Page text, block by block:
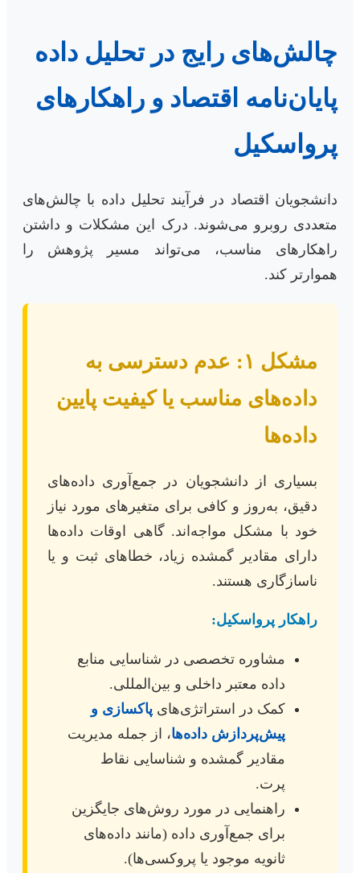
چالش‌های رایج در تحلیل داده
پایان‌نامه اقتصاد و راهکارهای
پرواسکیل
دانشجویان اقتصاد در فرآیند تحلیل داده با چالش‌های
متعددی روبرو می‌شوند. درک این مشکلات و داشتن
راهکارهای مناسب، می‌تواند مسیر پژوهش را
هموارتر کند.
مشکل ۱: عدم دسترسی به
داده‌های مناسب یا کیفیت پایین
داده‌ها
بسیاری از دانشجویان در جمع‌آوری داده‌های
دقیق، به‌روز و کافی برای متغیرهای مورد نیاز
خود با مشکل مواجه‌اند. گاهی اوقات داده‌ها
دارای مقادیر گمشده زیاد، خطاهای ثبت و یا
ناسازگاری هستند.
راهکار پرواسکیل:
مشاوره تخصصی در شناسایی منابع
داده معتبر داخلی و بین‌المللی.
کمک در استراتژی‌های پاکسازی و
پیش‌پردازش داده‌ها، از جمله مدیریت
مقادیر گمشده و شناسایی نقاط
پرت.
راهنمایی در مورد روش‌های جایگزین
برای جمع‌آوری داده (مانند داده‌های
ثانویه موجود یا پروکسی‌ها).